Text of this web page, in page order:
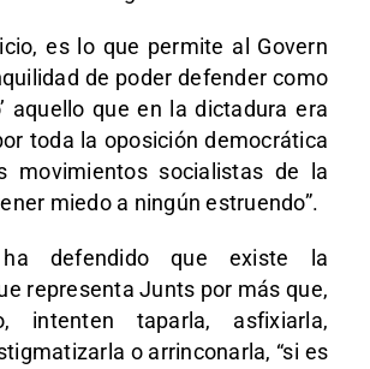
es lo que permite al Govern
de poder defender como
aquello que en la dictadura era
toda la oposición democrática
movimientos socialistas de la
miedo a ningún estruendo”.
defendido que existe la
representa Junts por más que,
intenten taparla, asfixiarla,
o arrinconarla, “si es